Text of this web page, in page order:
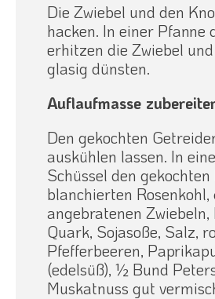
Die Zwiebel und den
hacken. In einer Pfanne
erhitzen die Zwiebel
glasig dünsten.
Auflaufmasse
Den gekochten
auskühlen lassen. In
Schüssel den
blanchierten Rosenkohl,
angebratenen Zwiebeln,
Quark, Sojasoße, Salz,
Pfefferbeeren,
(edelsüß), ½ Bund
Muskatnuss gut